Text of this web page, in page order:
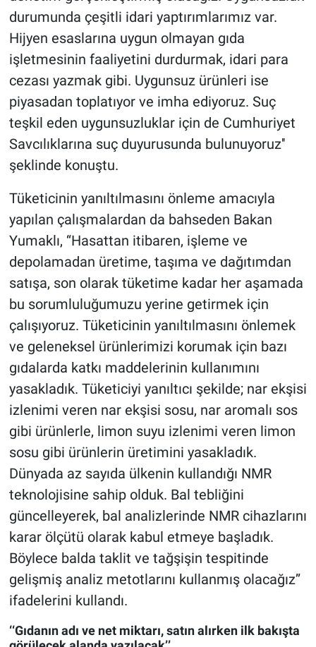
durumunda çeşitli idari yaptırımlarımız var.
Hijyen esaslarına uygun olmayan gıda
işletmesinin faaliyetini durdurmak, idari para
cezası yazmak gibi. Uygunsuz ürünleri ise
piyasadan toplatıyor ve imha ediyoruz. Suç
teşkil eden uygunsuzluklar için de Cumhuriyet
Savcılıklarına suç duyurusunda bulunuyoruz''
şeklinde konuştu.
Tüketicinin yanıltılmasını önleme amacıyla
yapılan çalışmalardan da bahseden Bakan
Yumaklı, ‘‘Hasattan itibaren, işleme ve
depolamadan üretime, taşıma ve dağıtımdan
satışa, son olarak tüketime kadar her aşamada
bu sorumluluğumuzu yerine getirmek için
çalışıyoruz. Tüketicinin yanıltılmasını önlemek
ve geleneksel ürünlerimizi korumak için bazı
gıdalarda katkı maddelerinin kullanımını
yasakladık. Tüketiciyi yanıltıcı şekilde; nar ekşisi
izlenimi veren nar ekşisi sosu, nar aromalı sos
gibi ürünlerle, limon suyu izlenimi veren limon
sosu gibi ürünlerin üretimini yasakladık.
Dünyada az sayıda ülkenin kullandığı NMR
teknolojisine sahip olduk. Bal tebliğini
güncelleyerek, bal analizlerinde NMR cihazlarını
karar ölçütü olarak kabul etmeye başladık.
Böylece balda taklit ve tağşişin tespitinde
gelişmiş analiz metotlarını kullanmış olacağız’’
ifadelerini kullandı.
‘‘Gıdanın adı ve net miktarı, satın alırken ilk bakışta